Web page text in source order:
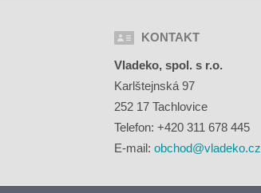
KONTAKT
Vladeko, spol. s r.o.
Karlštejnská 97
252 17 Tachlovice
Telefon: +420 311 678 445
E-mail:obchod@vladeko.cz